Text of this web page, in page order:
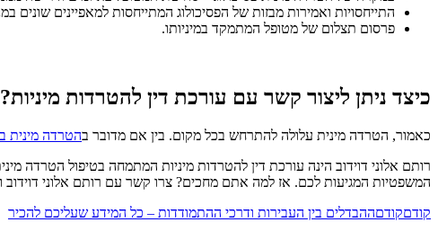
התייחסויות ואמירות מבזות של הפסיכולוג המתייחסות למאפיינים שונים
פרסום תצלום של מטופל המתמקד במיניותו.
כיצד ניתן ליצור קשר עם עורכת דין להטרדות מיניות?
כאמור, הטרדה מינית עלולה להתרחש בכל מקום. בין אם מדובר בהטרדה מינית
רותם אלוני דוידוב הינה עורכת דין להטרדות מיניות המתמחה בטיפול הטרדה
המשפטיות המגיעות לכם. אז למה אתם מחכים? צרו קשר עם רותם אלוני דוידוב
קודםקודםההבדלים בין העבירות ודרכי ההתמודדות – כל המידע שעליכם להכיר